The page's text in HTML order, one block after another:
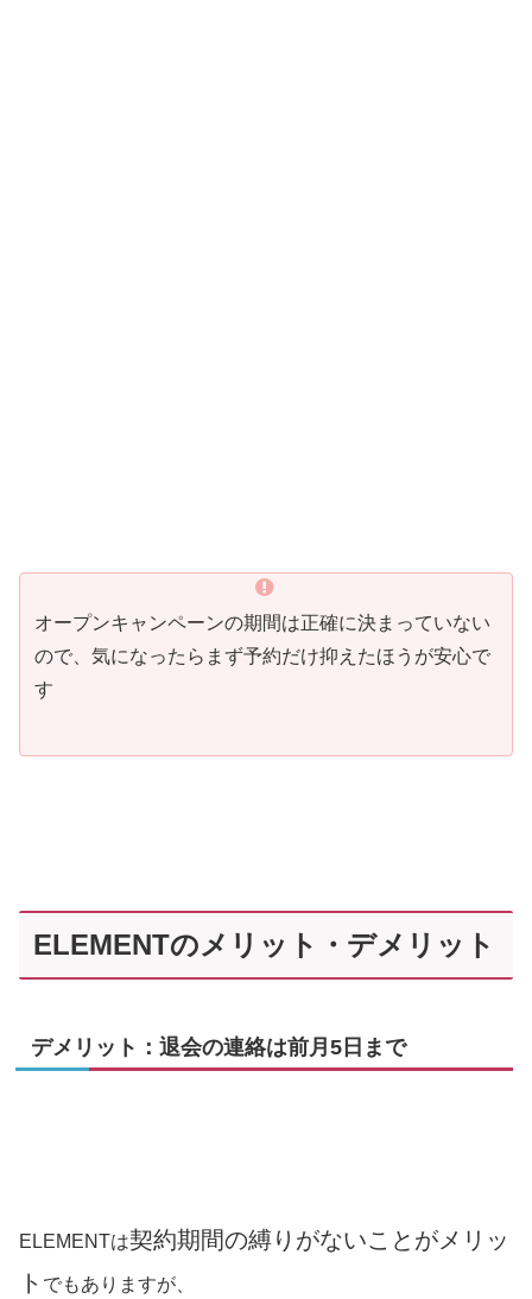
オープンキャンペーンの期間は正確に決まっていない
ので、気になったらまず予約だけ抑えたほうが安心で
す
ELEMENTのメリット・デメリット
デメリット：退会の連絡は前月5日まで
ELEMENTは契約期間の縛りがないことがメリッ
ト でもありますが、